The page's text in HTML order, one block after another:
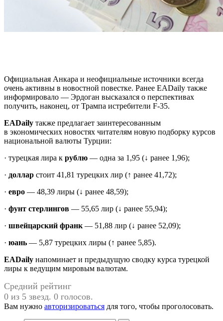
Официальная Анкара и неофициальные источники всегда
очень активны в новостной повестке. Ранее EADaily также
информировало — Эрдоган высказался о перспективах
получить, наконец, от Трампа истребители F-35.
EADaily также предлагает заинтересованным
в экономических новостях читателям новую подборку курсов
национальной валюты Турции:
· турецкая лира к рублю — одна за 1,95 (↓ ранее 1,96);
· доллар стоит 41,81 турецких лир (↑ ранее 41,72);
· евро — 48,39 лиры (↓ ранее 48,59);
· фунт стерлингов — 55,65 лир (↓ ранее 55,94);
· швейцарский франк — 51,88 лир (↓ ранее 52,09);
· юань — 5,87 турецких лиры (↑ ранее 5,85).
EADaily напоминает и предыдущую сводку курса турецкой
лиры к ведущим мировым валютам.
Средний рейтинг
0 из 5 звезд. 0 голосов.
Вам нужно авторизироваться для того, чтобы проголосовать.